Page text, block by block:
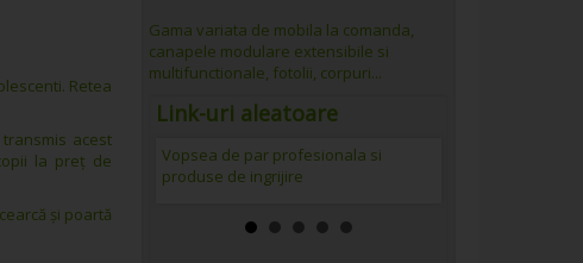
Retea
acest
la preț de
și poartă
Gama variata de mobila la comanda,
canapele modulare extensibile si
multifunctionale, fotolii, corpuri...
Link-uri aleatoare
Vopsea de par profesionala si
produse de ingrijire